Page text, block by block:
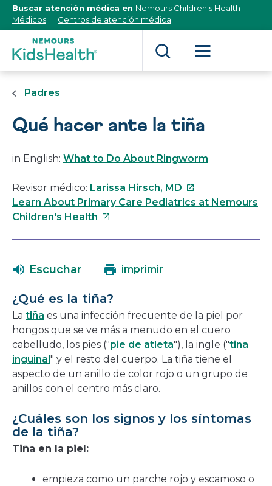
[Skip
Content]
Buscar atención médica en Nemours Children's Health
Médicos
Centros de atención médica
Padres
Qué hacer ante la tiña
in English: What to Do About Ringworm
Revisor médico: Larissa Hirsch, MD Este
enlace
Learn About Primary Care Pediatrics at Nemours
Children's Health Este
en
nueva
ventana
Escuchar imprimir
¿Qué es la tiña?
La tiña es una infección frecuente de la piel por
hongos que se ve más a menudo en el cuero
cabelludo, los pies ("pie de atleta"), la ingle ("tiña
inguinal " y el resto del cuerpo. La tiña tiene el
aspecto de un anillo de color rojo o un grupo de
anillos con el centro más claro.
¿Cuáles son los signos y los síntomas
de la tiña?
Tiña en la piel:
empieza como un parche rojo y escamoso o